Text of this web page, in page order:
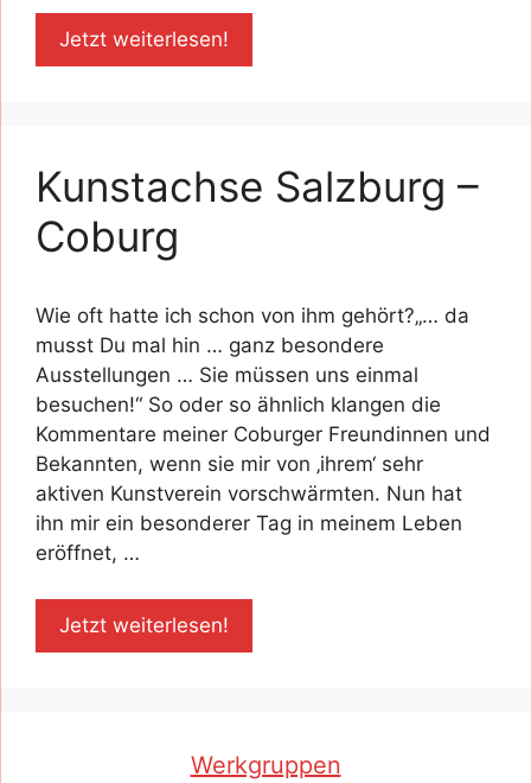
Jetzt weiterlesen!
Kunstachse Salzburg –
Coburg
Wie oft hatte ich schon von ihm gehört?„… da
musst Du mal hin … ganz besondere
Ausstellungen … Sie müssen uns einmal
besuchen!“ So oder so ähnlich klangen die
Kommentare meiner Coburger Freundinnen und
Bekannten, wenn sie mir von ‚ihrem‘ sehr
aktiven Kunstverein vorschwärmten. Nun hat
ihn mir ein besonderer Tag in meinem Leben
eröffnet, …
Jetzt weiterlesen!
Werkgruppen